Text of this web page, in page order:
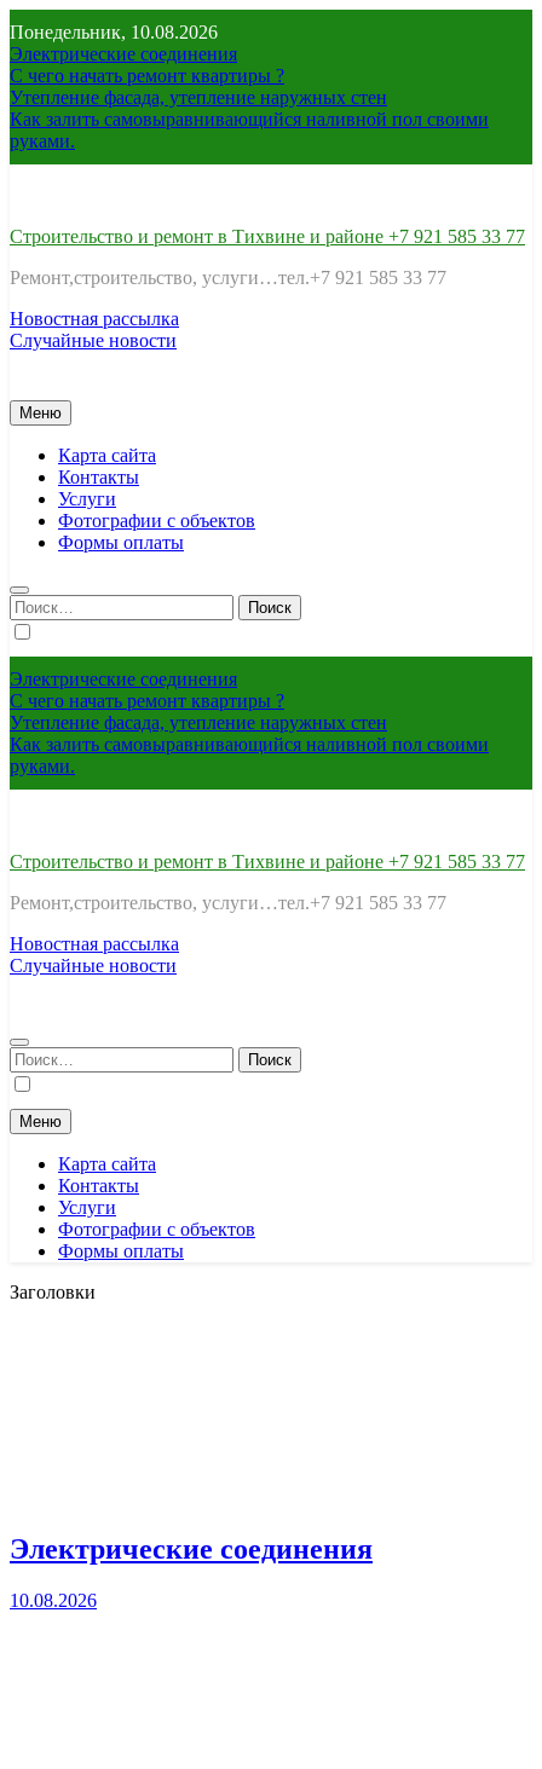
к
содержимому
Понедельник, 10.08.2026
Электрические соединения
С чего начать ремонт квартиры ?
Утепление фасада, утепление наружных стен
Как залить самовыравнивающийся наливной пол своими
руками.
Строительство и ремонт в Тихвине и районе +7 921 585 33 77
Ремонт,строительство, услуги…тел.+7 921 585 33 77
Новостная рассылка
Случайные новости
Меню
Карта сайта
Контакты
Услуги
Фотографии с объектов
Формы оплаты
Найти:
Электрические соединения
С чего начать ремонт квартиры ?
Утепление фасада, утепление наружных стен
Как залить самовыравнивающийся наливной пол своими
руками.
Строительство и ремонт в Тихвине и районе +7 921 585 33 77
Ремонт,строительство, услуги…тел.+7 921 585 33 77
Новостная рассылка
Случайные новости
Найти:
Меню
Карта сайта
Контакты
Услуги
Фотографии с объектов
Формы оплаты
Заголовки
Электрические соединения
10.08.2026